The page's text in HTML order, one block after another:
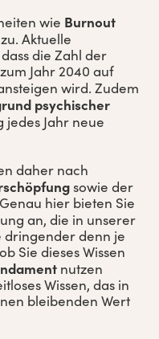
wie Burnout
Aktuelle
die Zahl der
Jahr 2040 auf
wird. Zudem
psychischer
jedes Jahr neue
daher nach
sowie der
hier bieten Sie
an, die in unserer
dringender denn je
Sie dieses Wissen
nutzen
Wissen, das in
bleibenden Wert